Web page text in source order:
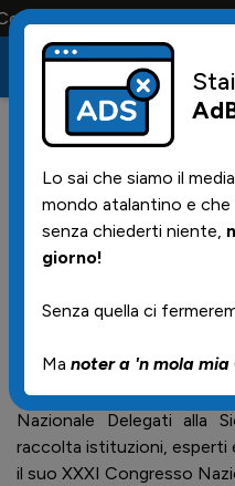
solo la maglia e solo i
05/09/2025 | 16.15
In corso a
congresso
sulla
A vent’anni dai
gestione della sicurezza
Nazionale Delegati alla
raccolta istituzioni,
il suo XXXI Congresso
Lo sai che siamo il
mondo atalantino e che
senza chiederti niente,
giorno!
Senza quella ci
Ma noter a 'n mola mia